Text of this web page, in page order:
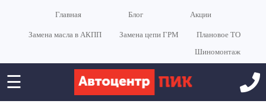
Главная Блог Акции
Замена масла в АКПП Замена цепи ГРМ
Плановое ТО
Шиномонтаж
☰